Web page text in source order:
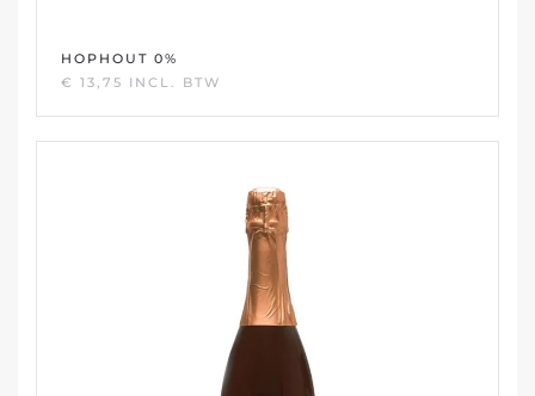
HOPHOUT 0%
€ 13,75 INCL. BTW